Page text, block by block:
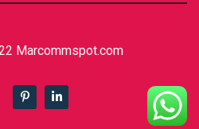
Marcommspot.com